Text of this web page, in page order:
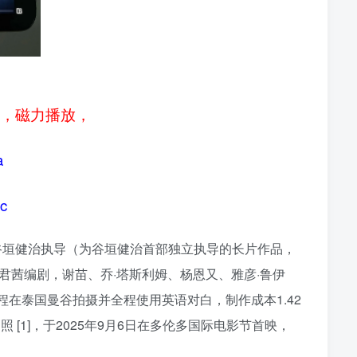
磁力播放，
健治执导（为谷垣健治首部独立执导的长片作品，
编剧，谢苗、乔·塔斯利姆、杨恩又、雅彦·鲁伊
在泰国曼谷拍摄并全程使用英语对白，制作成本1.42
[1]，于2025年9月6日在多伦多国际电影节首映，